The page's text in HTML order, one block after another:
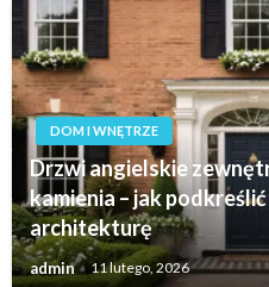
DOM I WNĘTRZE
Drzwi angielskie
kamienia – jak
architekturę
admin 11 lutego, 2026